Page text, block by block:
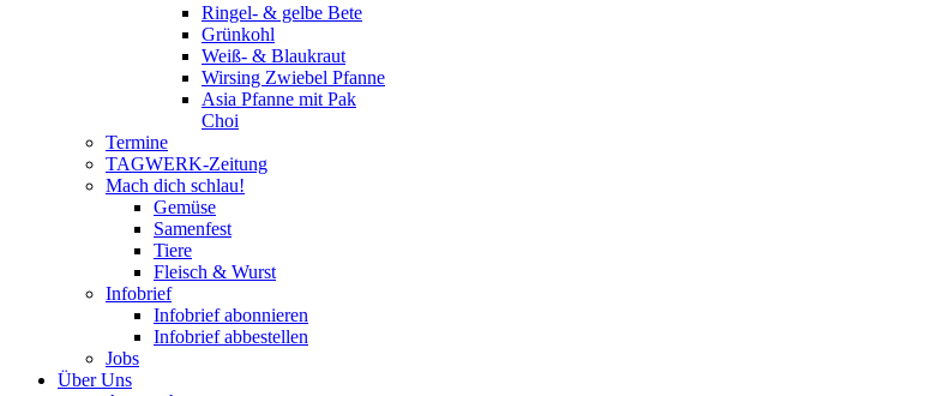
Ringel- & gelbe Bete
Grünkohl
Weiß- & Blaukraut
Wirsing Zwiebel Pfanne
Asia Pfanne mit Pak
Choi
Termine
TAGWERK-Zeitung
Mach dich schlau!
Gemüse
Samenfest
Tiere
Fleisch & Wurst
Infobrief
Infobrief abonnieren
Infobrief abbestellen
Jobs
Über Uns